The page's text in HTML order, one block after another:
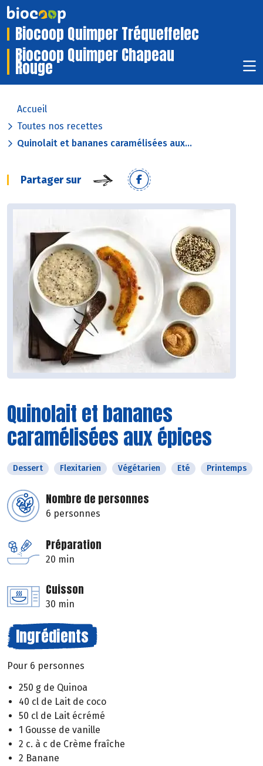
Biocoop Quimper Tréqueffelec
Biocoop Quimper Chapeau
Rouge
Accueil
Toutes nos recettes
Quinolait et bananes caramélisées aux...
Partager sur
Quinolait et bananes
caramélisées aux épices
Dessert Flexitarien Végétarien Eté Printemps
Nombre de personnes
6 personnes
Préparation
20 min
Cuisson
30 min
Ingrédients
Pour 6 personnes
250 g de Quinoa
40 cl de Lait de coco
50 cl de Lait écrémé
1 Gousse de vanille
2 c. à c de Crème fraîche
2 Banane